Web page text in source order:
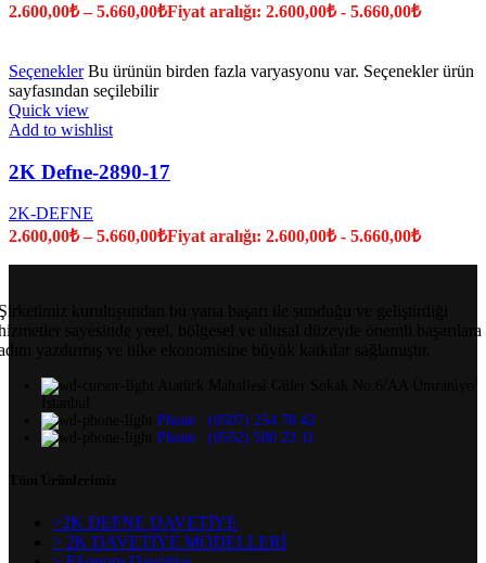
2.600,00₺ –5.660,00₺Fiyat aralığı: 2.600,00₺ - 5.660,00₺
Seçenekler Bu ürünün birden fazla varyasyonu var. Seçenekler ürün
sayfasından seçilebilir
Quick view
Add to wishlist
2K Defne-2890-17
2K-DEFNE
2.600,00₺ –5.660,00₺Fiyat aralığı: 2.600,00₺ - 5.660,00₺
kuruluşundan bu yana başarı ile sunduğu ve geliştirdiği
sayesinde yerel, bölgesel ve ulusal düzeyde önemli başarılara
yazdırmış ve ülke ekonomisine büyük katkılar sağlamıştır.
Phone : (0507) 254 78 42
Phone : (0552) 500 23 11
>2K DEFNE DAVETİYE
> 2K DAVETİYE MODELLERİ